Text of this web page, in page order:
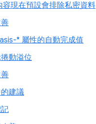
容現在預設會排除私密資料
* 屬性的自動完成值
動溢位
建議